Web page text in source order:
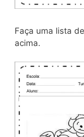
Faça uma lista
acima.